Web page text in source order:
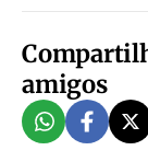
amigos